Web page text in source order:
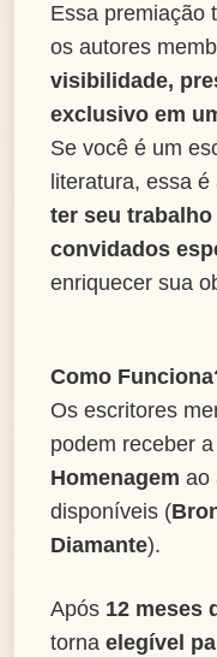
Essa premiação
os autores
visibilidade,
exclusivo em
Se você é um
literatura, essa
ter seu
convidados
enriquecer sua
Como
Os escritores
podem receber a
Homenagem ao
disponíveis (
Diamante).
Após 12 meses
torna elegível